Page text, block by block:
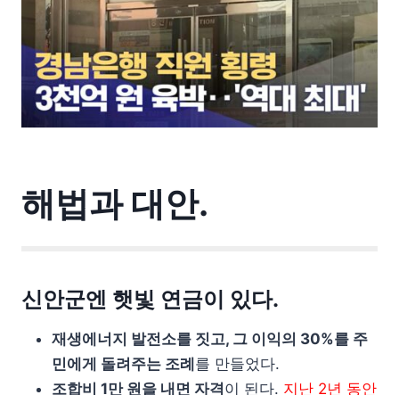
해법과 대안.
신안군엔 햇빛 연금이 있다.
재생에너지 발전소를 짓고, 그 이익의 30%를 주
민에게 돌려주는 조례 를 만들었다.
조합비 1만 원을 내면 자격이 된다. 지난 2년 동안